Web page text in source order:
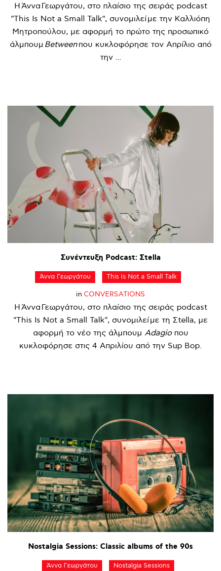
Η Άννα Γεωργάτου, στο πλαίσιο της σειράς podcast
"This Is Not a Small Talk", συνομιλεί με την Καλλιόπη
Μητροπούλου, με αφορμή το πρώτο της προσωπικό
άλμπουμ Betweenπου κυκλοφόρησε τον Απρίλιο από
την ...
Συνέντευξη Podcast: Σtella
Άννα Γεωργάτου This Is Not a Small Talk
in CONVERSATIONS
Η Άννα Γεωργάτου, στο πλαίσιο της σειράς podcast
"This Is Not a Small Talk", συνομιλεί με τη Σtella, με
αφορμή το νέο της άλμπουμ Adagioπου
κυκλοφόρησε στις 4 Απριλίου από την Sup Bop.
Nostalgia Sessions: Classic albums of the 90s
Άννα Γεωργάτου Nostalgia Sessions